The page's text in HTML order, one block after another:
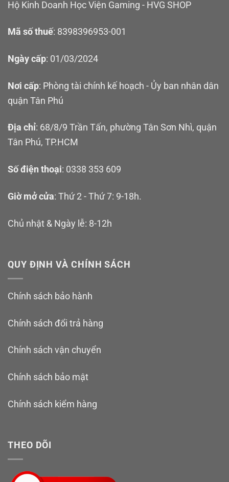
Hộ Kinh Doanh Học Viện Gaming - HVG SHOP
Mã số thuế: 8398396953-001
Ngày cấp: 01/03/2024
Nơi cấp: Phòng tài chính kế hoạch - Ủy ban nhân dân
quận Tân Phú
Địa chỉ: 68/8/9 Trần Tấn, phường Tân Sơn Nhì, quận
Tân Phú, TP.HCM
Số điện thoại: 0338 353 609
Giờ mở cửa: Thứ 2 - Thứ 7: 9-18h.
Chủ nhật & Ngày lễ: 8-12h
QUY ĐỊNH VÀ CHÍNH SÁCH
Chính sách bảo hành
Chính sách đổi trả hàng
Chính sách vận chuyển
Chính sách bảo mật
Chính sách kiểm hàng
THEO DÕI